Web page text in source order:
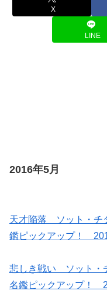
X
LINE
2016年5月
天才陥落 ソット・チ
鑑ピックアップ！
悲しき戦い ソット・
名鑑ピックアップ！